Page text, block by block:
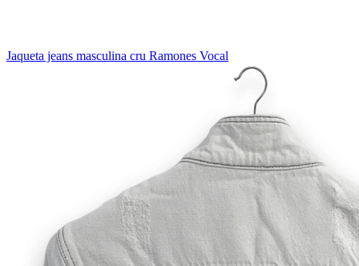
Jaqueta jeans masculina cru Ramones Vocal